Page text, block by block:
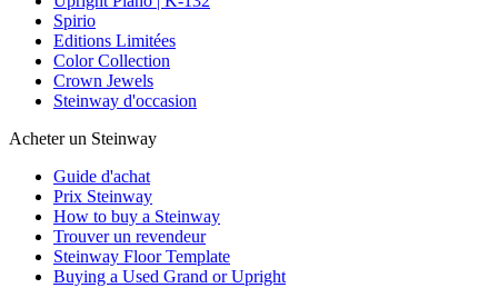
Spirio
Editions Limitées
Color Collection
Crown Jewels
Steinway d'occasion
Acheter un Steinway
Guide d'achat
Prix Steinway
How to buy a Steinway
Trouver un revendeur
Steinway Floor Template
Buying a Used Grand or Upright